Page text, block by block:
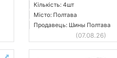
Кількість: 4шт
Місто: Полтава
Продавець: Шины Полтава
(07.08.26)